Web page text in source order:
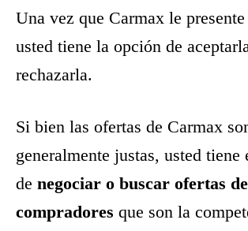
Una vez que Carmax le
usted tiene la opción de
rechazarla.
Si bien las ofertas de Carmax
generalmente justas, usted tiene
de negociar o buscar ofertas
compradores que son la